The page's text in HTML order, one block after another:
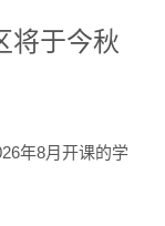
将于今秋
年8月开课的学